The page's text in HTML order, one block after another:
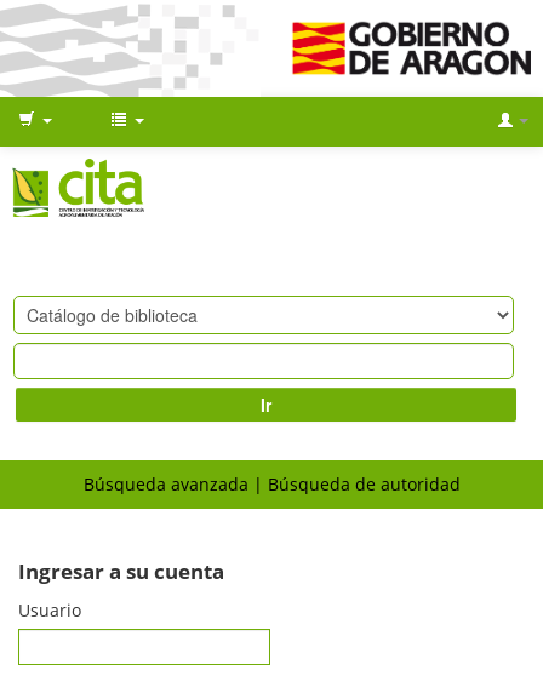
Ir
Búsqueda avanzada Búsqueda de autoridad
Ingresar a su cuenta
Usuario